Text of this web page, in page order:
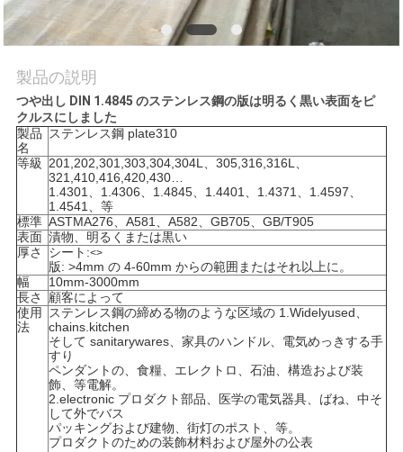
に
連
絡
し
な
い
ニ
ュ
製品の説明
つや出し DIN 1.4845 のステンレス鋼の版は明るく黒い表面をピ
クルスにしました
製品
名
ステンレス鋼 plate310
等級 201,202,301,303,304,304L、305,316,316L、
321,410,416,420,430…
1.4301、1.4306、1.4845、1.4401、1.4371、1.4597、
1.4541、等
標準 ASTMA276、A581、A582、GB705、GB/T905
表面 漬物、明るくまたは黒い
厚さ
シート:<>
版: >4mm の 4-60mm からの範囲またはそれ以上に。
幅
10mm-3000mm
長さ
顧客によって
使用
法
ステンレス鋼の締める物のような区域の 1.Widelyused、
chains.kitchen
そして sanitarywares、家具のハンドル、電気めっきする手
すり
ペンダントの、食糧、エレクトロ、石油、構造および装
飾、等電解。
2.electronic プロダクト部品、医学の電気器具、ばね、中そ
して外でバス
パッキングおよび建物、街灯のポスト、等。
プロダクトのための装飾材料および屋外の公表